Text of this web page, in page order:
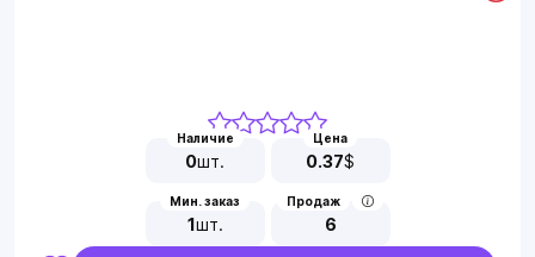
Наличие
0шт.
Цена
0.37$
Мин. заказ
1шт.
Продаж
6